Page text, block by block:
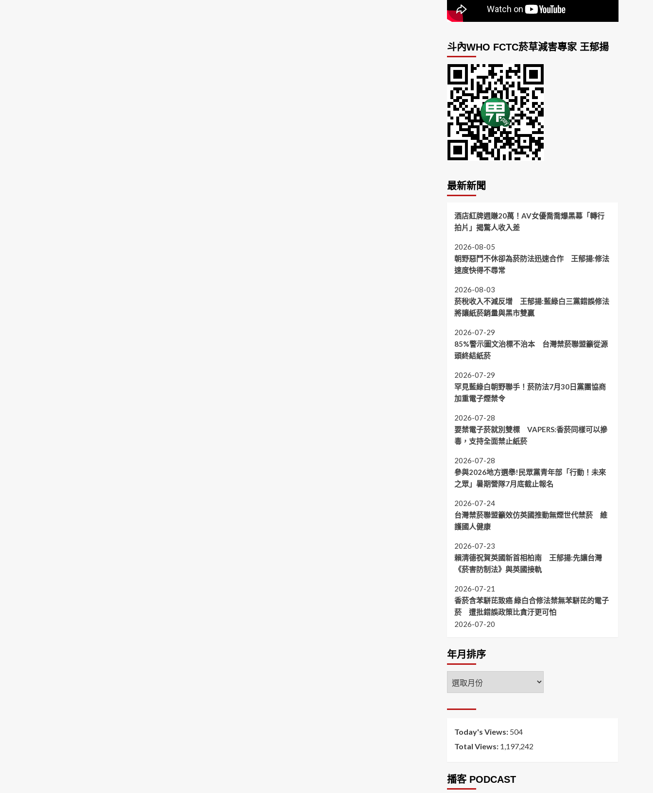
斗內WHO FCTC菸草減害專家 王郁揚
最新新聞
酒店紅牌週賺20萬！AV女優喬喬爆黑幕「轉行
拍片」揭驚人收入差
2026-08-05
朝野惡鬥不休卻為菸防法迅速合作 王郁揚:修法
速度快得不尋常
2026-08-03
菸稅收入不減反增 王郁揚:藍綠白三黨錯誤修法
將讓紙菸銷量與黑市雙贏
2026-07-29
85%警示圖文治標不治本 台灣禁菸聯盟籲從源
頭終結紙菸
2026-07-29
罕見藍綠白朝野聯手！菸防法7月30日黨團協商
加重電子煙禁令
2026-07-28
要禁電子菸就別雙標 VAPERS:香菸同樣可以摻
毒，支持全面禁止紙菸
2026-07-28
參與2026地方選舉!民眾黨青年部「行動！未來
之眾」暑期營隊7月底截止報名
2026-07-24
台灣禁菸聯盟籲效仿英國推動無煙世代禁菸 維
護國人健康
2026-07-23
賴清德祝賀英國新首相柏南 王郁揚:先讓台灣
《菸害防制法》與英國接軌
2026-07-21
香菸含苯駢芘致癌 綠白合修法禁無苯駢芘的電子
菸 遭批錯誤政策比貪汙更可怕
2026-07-20
年月排序
年
月
Today's Views: 504
Total Views: 1,197,242
播客 PODCAST